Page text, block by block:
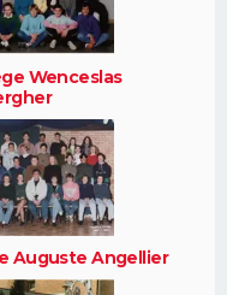
Wenceslas
Auguste Angellier